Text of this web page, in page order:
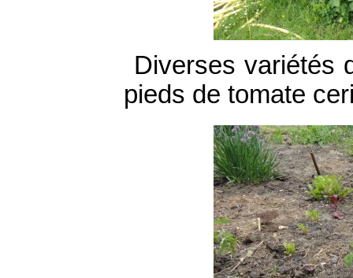
Diverses variétés
pieds de tomate